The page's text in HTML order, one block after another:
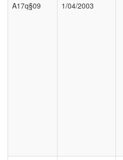
A17q§09
1/04/2003